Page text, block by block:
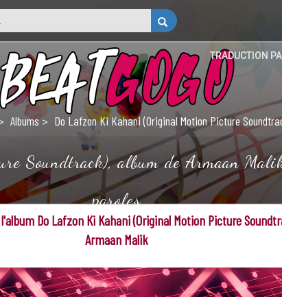
TRADUCTION
Albums Do Lafzon Ki Kahani (Original Motion Picture
Soundtrack), album de Armaan
paroles
Do Lafzon Ki Kahani (Original Motion Picture
Armaan Malik